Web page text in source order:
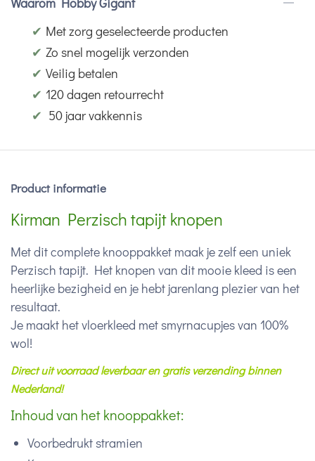
✔ Met zorg geselecteerde producten
✔ Zo snel mogelijk verzonden
✔ Veilig betalen
✔ 120 dagen retourrecht
✔ 50 jaar vakkennis
Product informatie
Kirman Perzisch tapijt knopen
Met dit complete knooppakket maak je zelf een uniek
Perzisch tapijt. Het knopen van dit mooie kleed is een
heerlijke bezigheid en je hebt jarenlang plezier van het
resultaat.
Je maakt het vloerkleed met smyrnacupjes van 100%
wol!
Direct uit voorraad leverbaar en gratis verzending binnen
Nederland!
Inhoud van het knooppakket:
Voorbedrukt stramien